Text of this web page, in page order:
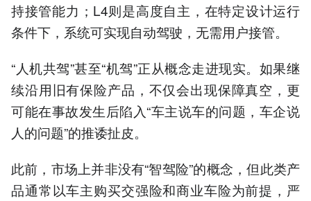
持接管能力；L4则是高度自主，在特定设计运行
条件下，系统可实现自动驾驶，无需用户接管。
“人机共驾”甚至“机驾”正从概念走进现实。如果继
续沿用旧有保险产品，不仅会出现保障真空，更
可能在事故发生后陷入“车主说车的问题，车企说
人的问题”的推诿扯皮。
此前，市场上并非没有“智驾险”的概念，但此类产
品通常以车主购买交强险和商业车险为前提，严